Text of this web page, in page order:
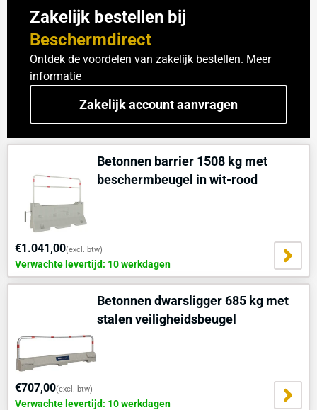
Zakelijk bestellen bij
Beschermdirect
Ontdek de voordelen van zakelijk bestellen. Meer
informatie
Zakelijk account aanvragen
Betonnen barrier 1508 kg met
beschermbeugel in wit-rood
€1.041,00(excl. btw)
Verwachte levertijd: 10 werkdagen
Betonnen dwarsligger 685 kg met
stalen veiligheidsbeugel
€707,00(excl. btw)
Verwachte levertijd: 10 werkdagen